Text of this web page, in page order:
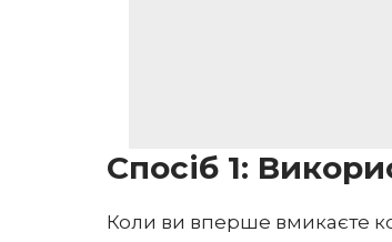
Спосіб 1:
Коли ви вперше вмикаєте